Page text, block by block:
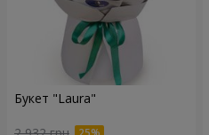
Букет "Laura"